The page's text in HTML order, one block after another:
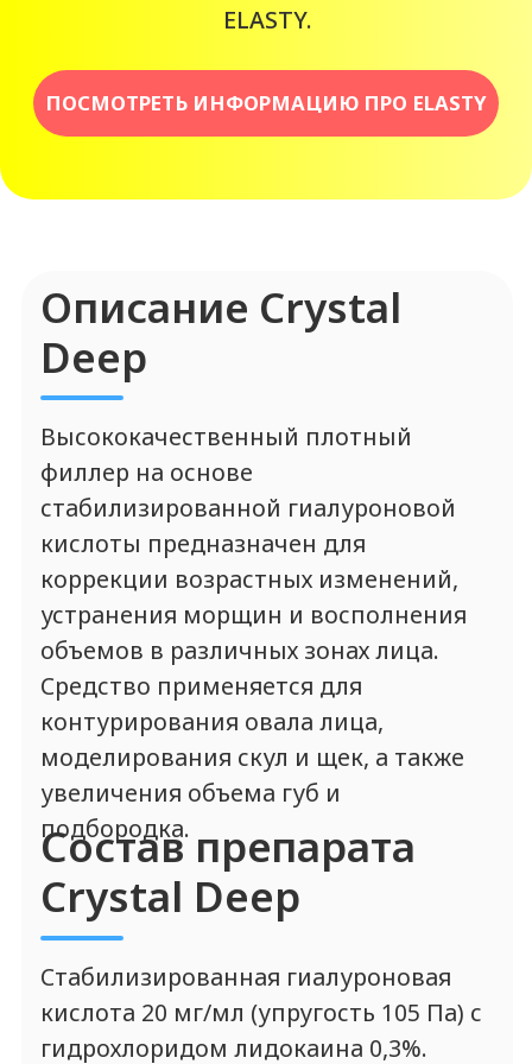
Стабилизированная гиалуроновая
кислота 20 мг/мл (упругость 105 Па) с
гидрохлоридом лидокаина 0,3%.
Форма выпуска
Зоны применения
Кристал Дип
Скулы, виски, щеки, подбородок, губы,
Показания к
применению
Возрастные изменения кожи.
Глубокие и средние морщины в
средней и нижней трети лица.
Необходимость восполнения
формы и объема мягких тканей.
Гидратация дермы.
Моделирование скул и щек.
Объемная пластика подбородка
и мочек ушей.
Коррекция формы и увеличение
объема губ.
Противопоказания
Возраст до 18 лет.
Беременность и период
грудного вскармливания.